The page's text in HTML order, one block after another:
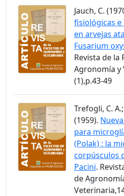
Jauch, C.
fisiológicas
en arvejas
Fusarium
Revista de la
Agronomía y
(1),p.43-49
Trefogli, C.
(1959).
para
(Polak) : la
corpúsculos
Pacini.
de